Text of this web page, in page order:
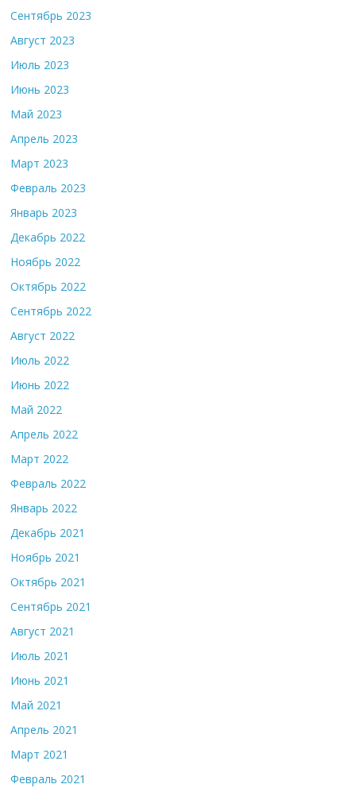
Сентябрь 2023
Август 2023
Июль 2023
Июнь 2023
Май 2023
Апрель 2023
Март 2023
Февраль 2023
Январь 2023
Декабрь 2022
Ноябрь 2022
Октябрь 2022
Сентябрь 2022
Август 2022
Июль 2022
Июнь 2022
Май 2022
Апрель 2022
Март 2022
Февраль 2022
Январь 2022
Декабрь 2021
Ноябрь 2021
Октябрь 2021
Сентябрь 2021
Август 2021
Июль 2021
Июнь 2021
Май 2021
Апрель 2021
Март 2021
Февраль 2021